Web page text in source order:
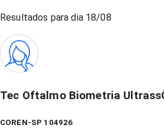
Resultados para dia 18/08
Tec Oftalmo Biometria
COREN-SP 104926